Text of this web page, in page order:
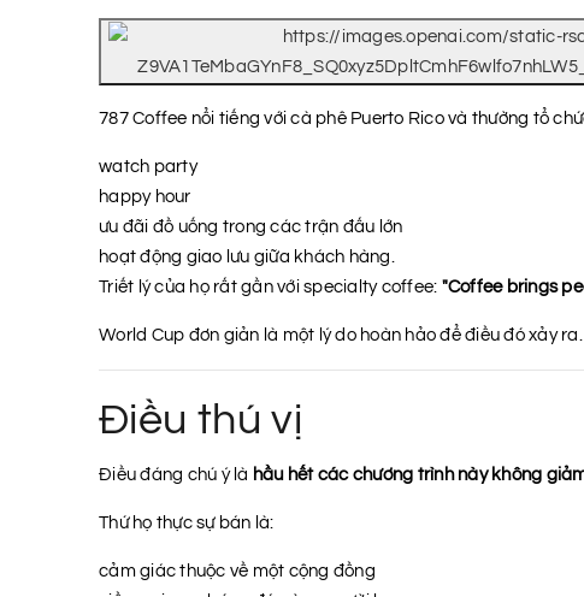
787 Coffee nổi tiếng với cà phê Puerto Rico và thường tổ
watch party
happy hour
ưu đãi đồ uống trong các trận đấu lớn
hoạt động giao lưu giữa khách hàng.
Triết lý của họ rất gần với specialty coffee: "Coffee brings
World Cup đơn giản là một lý do hoàn hảo để điều đó xảy ra.
Điều thú vị
Điều đáng chú ý là hầu hết các chương trình này không
Thứ họ thực sự bán là:
cảm giác thuộc về một cộng đồng